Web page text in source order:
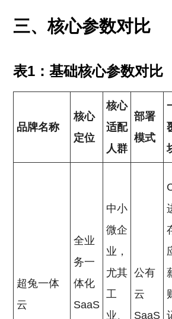
三、核心参数对比
表1：基础核心参数对比
品牌名称
核心
定位
核心
适配
人群
部署
模式
超兔一体
云
全业
务一
体化
SaaS
中小
微企
业，
尤其
工
业、
公有
云
SaaS